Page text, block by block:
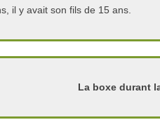
il y avait son fils de 15 ans.
La boxe durant